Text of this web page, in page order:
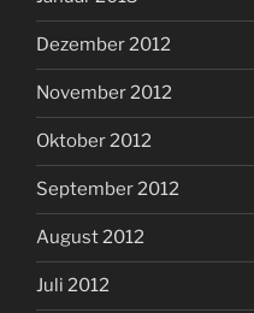
Dezember 2012
November 2012
Oktober 2012
September 2012
August 2012
Juli 2012